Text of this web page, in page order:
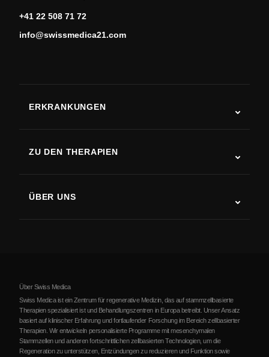
+41 22 508 71 72
info@swissmedica21.com
ERKRANKUNGEN
Parkinson-Krankheit
Arthritis
ZU DEN THERAPIEN
ÜBER UNS
Über Serbien
Blog
Partnerschaft
Kontakte
Über Swiss Medica
Swiss Medica ist ein Zentrum für regenerative Medizin, das auf stammzellbasierte
Therapien spezialisiert ist und Behandlungszentren in Europa betreibt. Unser Ansatz
basiert auf klinischer Erfahrung und fortlaufender Forschung im Bereich zellbasierter
Therapien. Wir entwickeln personalisierte Programme mit mesenchymalen
Stammzellen und anderen fortschrittlichen zellbasierten Technologien, um die
Regeneration zu unterstützen, Entzündungen zu reduzieren und Funktion sowie